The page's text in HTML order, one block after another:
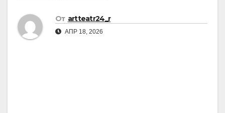
От artteatr24_r
АПР 18, 2026